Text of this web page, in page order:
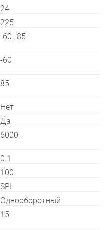
24
225
-60…85
-60
85
Нет
Да
6000
0.1
100
SPI
Однооборотный
15